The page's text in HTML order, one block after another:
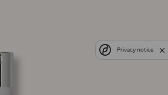
Privacy notice